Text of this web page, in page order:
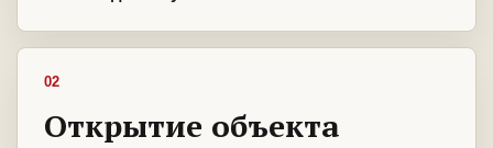
02
Открытие объекта